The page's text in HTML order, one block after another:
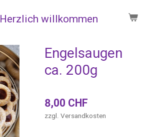
Herzlich willkommen
Engelsaugen
ca. 200g
8,00 CHF
zzgl. Versandkosten